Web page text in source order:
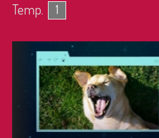
Temp. 1